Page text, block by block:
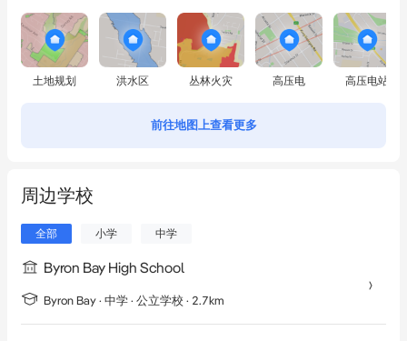
土地规划 洪水区 丛林火灾 高压电 高压电站
前往地图上查看更多
周边学校
全部 小学 中学
Byron Bay High School
Byron Bay · 中学 · 公立学校 · 2.7km